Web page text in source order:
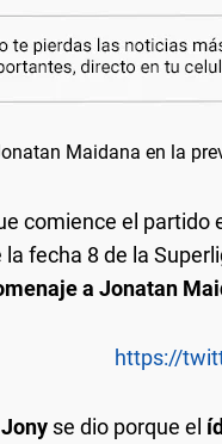
comience el partido
fecha 8 de la
a Jonatan
https://
Jony se dio porque el